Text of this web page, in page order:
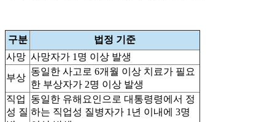
구분
법정 기준
사망 사망자가 1명 이상 발생
부상
동일한 사고로 6개월 이상 치료가 필요
한 부상자가 2명 이상 발생
직업
성 질
동일한 유해요인으로 대통령령에서 정
하는 직업성 질병자가 1년 이내에 3명